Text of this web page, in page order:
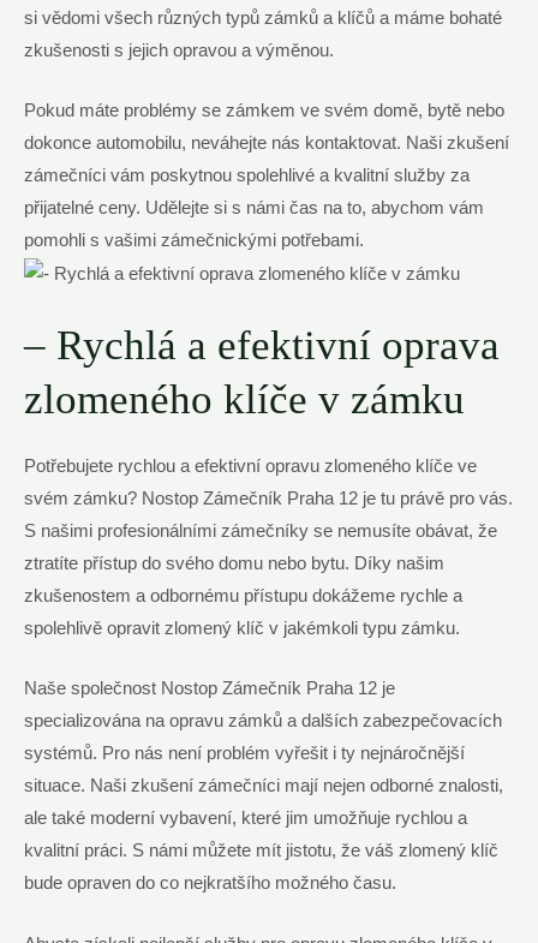
si vědomi všech různých typů zámků a klíčů a máme bohaté
zkušenosti s jejich opravou a výměnou.
Pokud máte problémy se zámkem ve svém domě, bytě nebo
dokonce automobilu, neváhejte nás kontaktovat. Naši zkušení
zámečníci vám poskytnou spolehlivé a kvalitní služby za
přijatelné ceny. Udělejte si s námi čas na to, abychom vám
pomohli s vašimi zámečnickými potřebami.
– Rychlá a efektivní oprava
zlomeného klíče v zámku
Potřebujete rychlou a efektivní opravu zlomeného klíče ve
svém zámku? Nostop Zámečník Praha 12 je tu právě pro vás.
S našimi profesionálními zámečníky se nemusíte obávat, že
ztratíte přístup do svého domu nebo bytu. Díky našim
zkušenostem a odbornému přístupu dokážeme rychle a
spolehlivě opravit zlomený klíč v jakémkoli typu zámku.
Naše společnost Nostop Zámečník Praha 12 je
specializována na opravu zámků a dalších zabezpečovacích
systémů. Pro nás není problém vyřešit i ty nejnáročnější
situace. Naši zkušení zámečníci mají nejen odborné znalosti,
ale také moderní vybavení, které jim umožňuje rychlou a
kvalitní práci. S námi můžete mít jistotu, že váš zlomený klíč
bude opraven do co nejkratšího možného času.